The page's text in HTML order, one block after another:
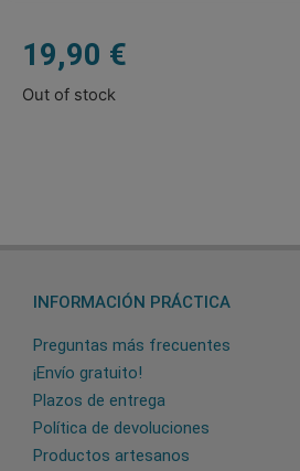
19,90 €
Out of stock
INFORMACIÓN PRÁCTICA
Preguntas más frecuentes
¡Envío gratuito!
Plazos de entrega
Política de devoluciones
Productos artesanos